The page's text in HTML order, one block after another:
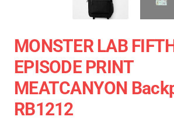
MONSTER LAB
EPISODE PRINT
MEATCANYON
RB1212